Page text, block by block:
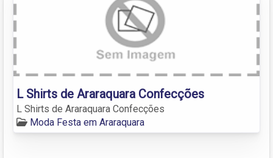
L Shirts de Araraquara Confecções
L Shirts de Araraquara Confecções
Moda Festa em Araraquara